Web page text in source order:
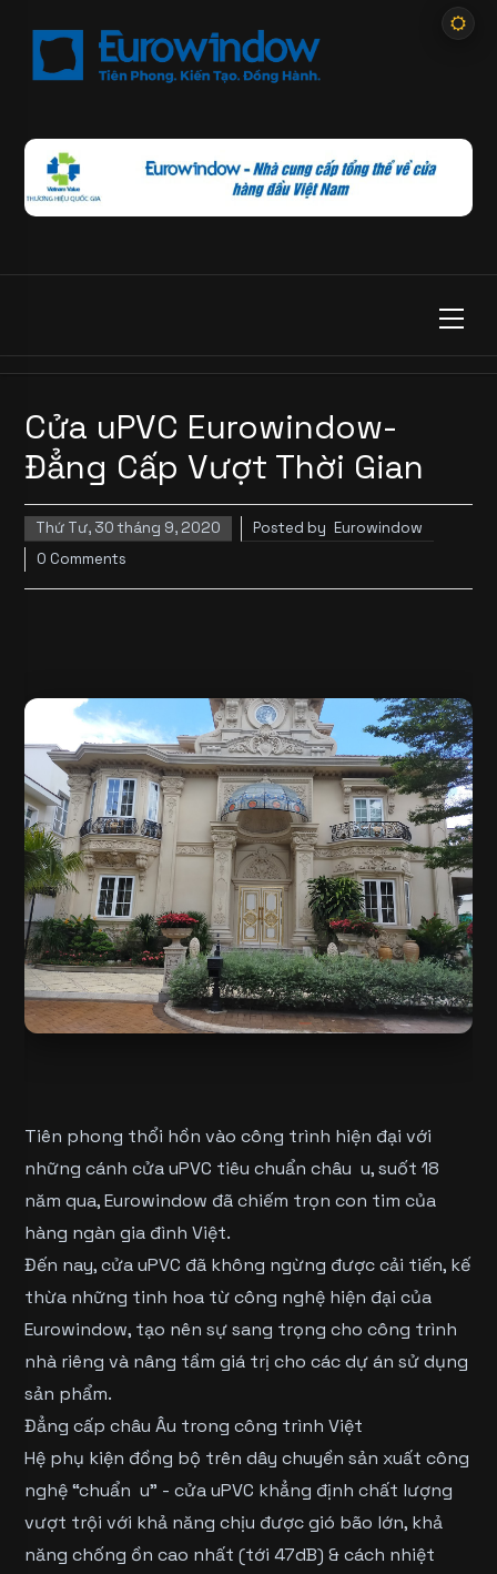
Cửa uPVC Eurowindow-
Đẳng Cấp Vượt Thời Gian
Thứ Tư, 30 tháng 9, 2020 Posted by Eurowindow
0 Comments
Tiên phong thổi hồn vào công trình hiện đại với
những cánh cửa uPVC tiêu chuẩn châu u, suốt 18
năm qua, Eurowindow đã chiếm trọn con tim của
hàng ngàn gia đình Việt.
Đến nay, cửa uPVC đã không ngừng được cải tiến, kế
thừa những tinh hoa từ công nghệ hiện đại của
Eurowindow, tạo nên sự sang trọng cho công trình
nhà riêng và nâng tầm giá trị cho các dự án sử dụng
sản phẩm.
Đẳng cấp châu Âu trong công trình Việt
Hệ phụ kiện đồng bộ trên dây chuyền sản xuất công
nghệ “chuẩn u” - cửa uPVC khẳng định chất lượng
vượt trội với khả năng chịu được gió bão lớn, khả
năng chống ồn cao nhất (tới 47dB) & cách nhiệt